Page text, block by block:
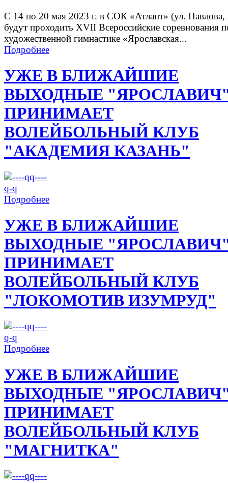
С 14 по 20 мая 2023 г. в СОК «Атлант» (ул. Павлова,
будут проходить XVII Всероссийские соревнования
художественной гимнастике «Ярославская...
Подробнее
УЖЕ В БЛИЖАЙШИЕ
ВЫХОДНЫЕ
ПРИНИМАЕТ
ВОЛЕЙБОЛЬНЫЙ КЛУБ
"АКАДЕМИЯ КАЗАНЬ"
Подробнее
УЖЕ В БЛИЖАЙШИЕ
ВЫХОДНЫЕ
ПРИНИМАЕТ
ВОЛЕЙБОЛЬНЫЙ КЛУБ
"ЛОКОМОТИВ ИЗУМРУД"
Подробнее
УЖЕ В БЛИЖАЙШИЕ
ВЫХОДНЫЕ
ПРИНИМАЕТ
ВОЛЕЙБОЛЬНЫЙ КЛУБ
"МАГНИТКА"